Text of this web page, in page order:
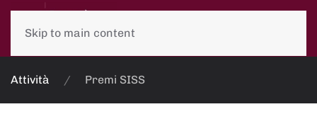
Skip to main content
Attività Premi SISS